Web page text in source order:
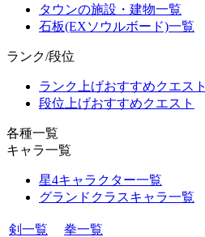
タウンの施設・建物一覧
石板(EXソウルボード)一覧
ランク/段位
ランク上げおすすめクエスト
段位上げおすすめクエスト
各種一覧
キャラ一覧
星4キャラクター一覧
グランドクラスキャラ一覧
剣一覧
拳一覧